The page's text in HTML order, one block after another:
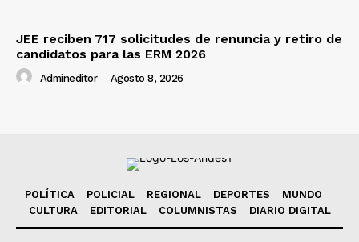
JEE reciben 717 solicitudes de renuncia y retiro de
candidatos para las ERM 2026
Admineditor - Agosto 8, 2026
POLÍTICA POLICIAL REGIONAL DEPORTES
MUNDO
CULTURA
EDITORIAL COLUMNISTAS DIARIO DIGITAL